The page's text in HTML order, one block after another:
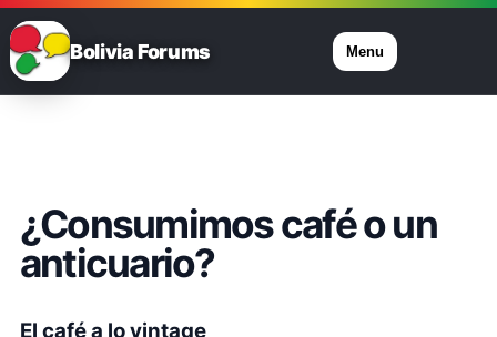
Bolivia Forums Menu
¿Consumimos café o un
anticuario?
El café a lo vintage